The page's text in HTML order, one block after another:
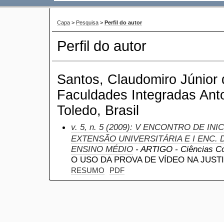
Capa > Pesquisa > Perfil do autor
Perfil do autor
Santos, Claudomiro Júnior
Faculdades Integradas
Toledo, Brasil
v. 5, n. 5 (2009): V ENCONTRO DE
EXTENSÃO UNIVERSITÁRIA E I ENC.
ENSINO MÉDIO - ARTIGO - Ciências
O USO DA PROVA DE VÍDEO NA
RESUMO PDF